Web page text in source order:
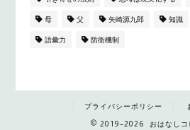
母 父 矢崎源九郎 知識
語彙力 防衛機制
プライバシーポリシー
2019–2026 おはなしコ